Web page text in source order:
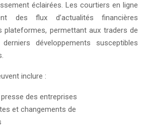
éclairées. Les courtiers en ligne
des flux d’actualités financières
plateformes, permettant aux traders de
développements susceptibles
inclure :
des entreprises
et changements de